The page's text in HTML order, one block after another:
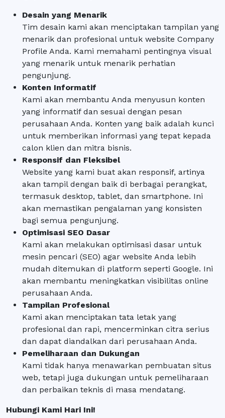
Desain yang Menarik
Tim desain kami akan menciptakan tampilan yang
menarik dan profesional untuk website Company
Profile Anda. Kami memahami pentingnya visual
yang menarik untuk menarik perhatian
pengunjung.
Konten Informatif
Kami akan membantu Anda menyusun konten
yang informatif dan sesuai dengan pesan
perusahaan Anda. Konten yang baik adalah kunci
untuk memberikan informasi yang tepat kepada
calon klien dan mitra bisnis.
Responsif dan Fleksibel
Website yang kami buat akan responsif, artinya
akan tampil dengan baik di berbagai perangkat,
termasuk desktop, tablet, dan smartphone. Ini
akan memastikan pengalaman yang konsisten
bagi semua pengunjung.
Optimisasi SEO Dasar
Kami akan melakukan optimisasi dasar untuk
mesin pencari (SEO) agar website Anda lebih
mudah ditemukan di platform seperti Google. Ini
akan membantu meningkatkan visibilitas online
perusahaan Anda.
Tampilan Profesional
Kami akan menciptakan tata letak yang
profesional dan rapi, mencerminkan citra serius
dan dapat diandalkan dari perusahaan Anda.
Pemeliharaan dan Dukungan
Kami tidak hanya menawarkan pembuatan situs
web, tetapi juga dukungan untuk pemeliharaan
dan perbaikan teknis di masa mendatang.
Hubungi Kami Hari Ini!